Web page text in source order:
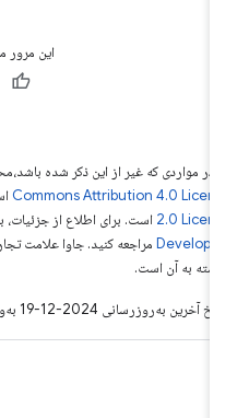
این مرور مفید
در مواردی که غیر از این ذکر شده
Commons Attribution 4.0است.
2.0است. برای اطلاع از جزئیات، به
به آن است.
آخرین به‌روزرسانی 2024-12-19 به‌وقت ساعت هماهنگ جهانی.